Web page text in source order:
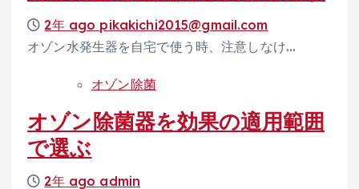
2年 ago pikakichi2015@gmail.com
オゾン水発生器を自宅で使う時、注意しなけ…
オゾン除菌
オゾン除菌器を効果の適用範囲
で選ぶ
2年 ago admin